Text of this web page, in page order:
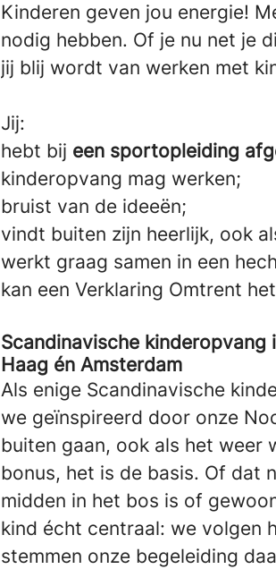
Kinderen geven jou energie!
nodig hebben. Of je nu net je
jij blij wordt van werken met
Jij:
hebt bij een sportopleiding
kinderopvang mag werken;
bruist van de ideeën;
vindt buiten zijn heerlijk, ook
werkt graag samen in een
kan een Verklaring Omtrent
Scandinavische kinderopvang
Haag én Amsterdam
Als enige Scandinavische
we geïnspireerd door onze
buiten gaan, ook als het weer
bonus, het is de basis. Of dat
midden in het bos is of
kind écht centraal: we volgen
stemmen onze begeleiding